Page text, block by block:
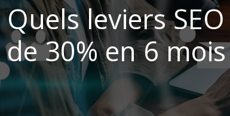
Quels leviers
de 30% en 6 mois